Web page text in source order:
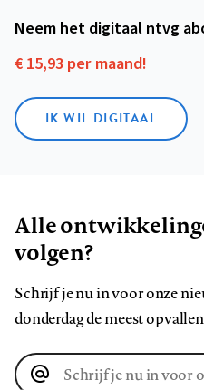
Neem het digitaal ntvg
€ 15,93 per maand!
IK WIL DIGITAAL
Alle
volgen?
Schrijf je nu in voor onze
donderdag de meest
E-